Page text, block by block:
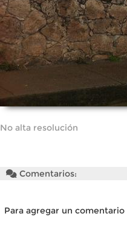
No alta resolución
Comentarios:
Para agregar un comentario